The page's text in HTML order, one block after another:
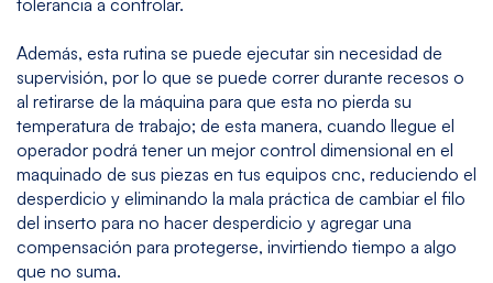
Además, esta rutina se puede ejecutar sin necesidad de
supervisión, por lo que se puede correr durante recesos o
al retirarse de la máquina para que esta no pierda su
temperatura de trabajo; de esta manera, cuando llegue el
operador podrá tener un mejor control dimensional en el
maquinado de sus piezas en tus equipos cnc, reduciendo el
desperdicio y eliminando la mala práctica de cambiar el filo
del inserto para no hacer desperdicio y agregar una
compensación para protegerse, invirtiendo tiempo a algo
que no suma.